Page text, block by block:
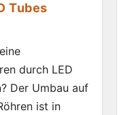
Tubes
durch LED
Der Umbau auf
ist in